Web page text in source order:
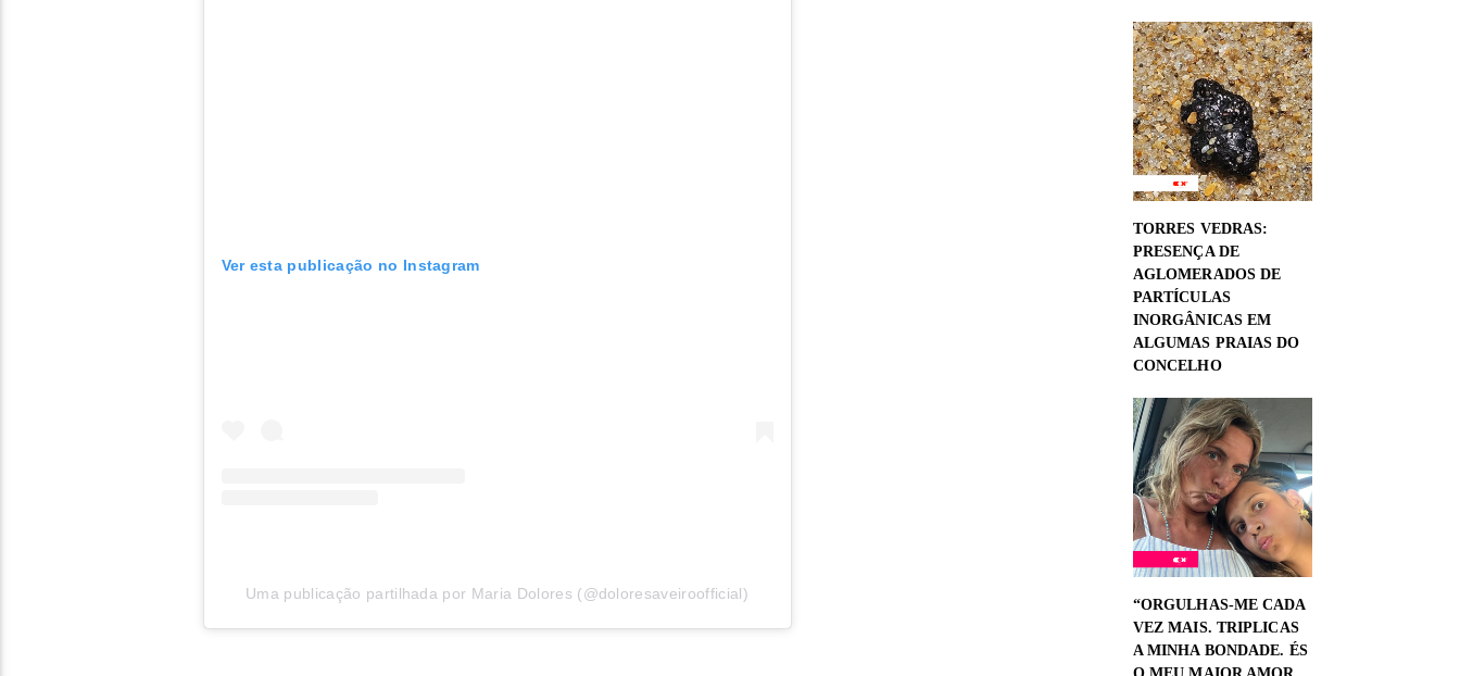
Ver esta publicação no Instagram
Uma publicação partilhada por Maria Dolores (@doloresaveiroofficial)
TORRES VEDRAS:
PRESENÇA DE
AGLOMERADOS DE
PARTÍCULAS
INORGÂNICAS EM
ALGUMAS PRAIAS DO
CONCELHO
“ORGULHAS-ME CADA
VEZ MAIS. TRIPLICAS
A MINHA BONDADE. ÉS